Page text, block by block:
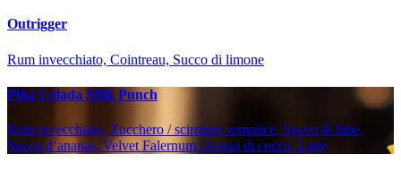
Outrigger
Rum invecchiato, Cointreau, Succo di limone
Piña Colada Milk Punch
Rum invecchiato, Zucchero / sciroppo semplice, Succo di lime,
Succo d’ananas, Velvet Falernum, Acqua di cocco, Latte